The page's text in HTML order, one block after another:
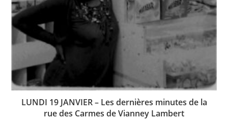
LUNDI 19 JANVIER – Les dernières minutes de la
rue des Carmes de Vianney Lambert